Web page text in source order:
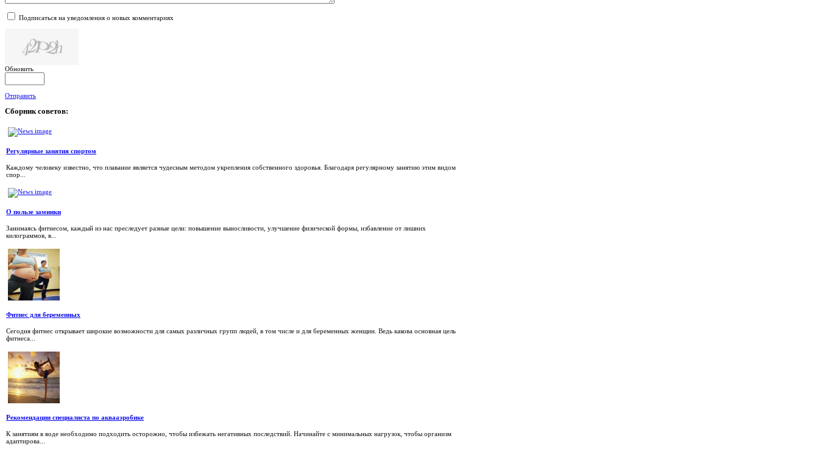
Подписаться на уведомления о новых комментариях
Обновить
Отправить
Сборниксоветов:
Регулярные занятия спортом
Каждому человеку известно, что плавание является чудесным методом укрепления собственного здоровья. Благодаря регулярному занятию этим видом
спор...
О пользе заминки
Занимаясь фитнесом, каждый из нас преследует разные цели: повышение выносливости, улучшение физической формы, избавление от лишних
килограммов, в...
Фитнес для беременных
Сегодня фитнес открывает широкие возможности для самых различных групп людей, в том числе и для беременных женщин. Ведь какова основная цель
фитнеса...
Рекомендации специалиста по аквааэробике
К занятиям в воде необходимо подходить осторожно, чтобы избежать негативных последствий. Начинайте с минимальных нагрузок, чтобы организм
адаптирова...